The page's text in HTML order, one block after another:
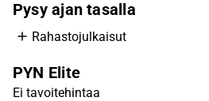
Pysy ajan tasalla
Rahastojulkaisut
PYN Elite
Ei tavoitehintaa